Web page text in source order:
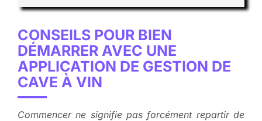
CONSEILS POUR BIEN
DÉMARRER AVEC UNE
APPLICATION DE GESTION DE
CAVE À VIN
Commencer ne signifie pas forcément repartir de